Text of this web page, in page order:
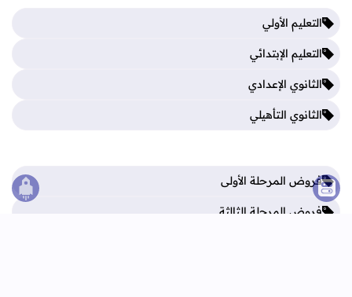
التعليم الأولي
التعليم الإبتدائي
الثانوي الإعدادي
الثانوي التأهيلي
فروض المرحلة الأولى
فروض المرحلة الثالثة